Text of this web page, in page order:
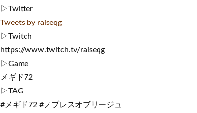
▷Twitter
Tweets by raiseqg
▷Twitch
https://www.twitch.tv/raiseqg
▷Game
メギド72
▷TAG
#メギド72 #ノブレスオブリージュ